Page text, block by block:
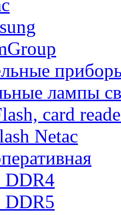
лампы
card
Netac